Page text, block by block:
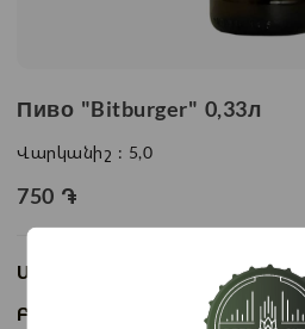
Пиво "Bitburger" 0,33л
Վարկանիշ : 5,0
750 ֏
Առկայություն:
Առկա է
Բաժնի անվանում: Пиво